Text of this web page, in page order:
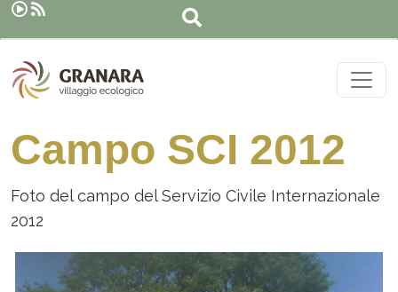
Salta al contenuto principale
Campo SCI 2012
Foto del campo del Servizio Civile Internazionale
2012